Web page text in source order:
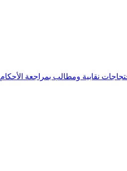
نقابية ومطالب بمراجعة الأحكام